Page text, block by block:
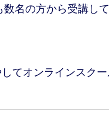
名の方から受講し
てオンラインスク